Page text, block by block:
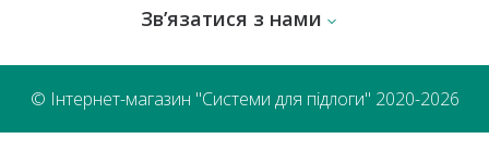
Зв’язатися з нами
© Інтернет-магазин "Системи для підлоги" 2020-2026